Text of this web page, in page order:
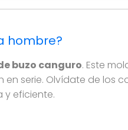
hombre?
buzo canguro. Este
serie. Olvídate de los
y eficiente.